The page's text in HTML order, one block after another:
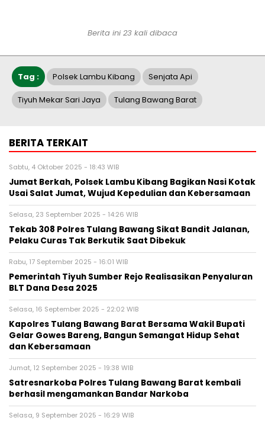
Berita ini 23 kali dibaca
Tag : Polsek Lambu Kibang Senjata Api
Tiyuh Mekar Sari Jaya Tulang Bawang Barat
BERITA TERKAIT
Sabtu, 4 Oktober 2025 - 18:43 WIB
Jumat Berkah, Polsek Lambu Kibang Bagikan Nasi Kotak
Usai Salat Jumat, Wujud Kepedulian dan Kebersamaan
Selasa, 23 September 2025 - 14:26 WIB
Tekab 308 Polres Tulang Bawang Sikat Bandit Jalanan,
Pelaku Curas Tak Berkutik Saat Dibekuk
Rabu, 17 September 2025 - 16:01 WIB
Pemerintah Tiyuh Sumber Rejo Realisasikan Penyaluran
BLT Dana Desa 2025
Selasa, 16 September 2025 - 22:02 WIB
Kapolres Tulang Bawang Barat Bersama Wakil Bupati
Gelar Gowes Bareng, Bangun Semangat Hidup Sehat
dan Kebersamaan
Jumat, 12 September 2025 - 19:38 WIB
Satresnarkoba Polres Tulang Bawang Barat kembali
berhasil mengamankan Bandar Narkoba
Selasa, 9 September 2025 - 16:29 WIB